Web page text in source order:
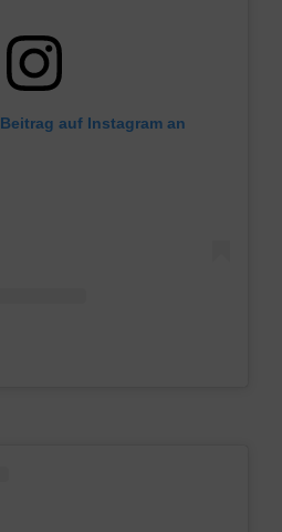
auf Instagram an